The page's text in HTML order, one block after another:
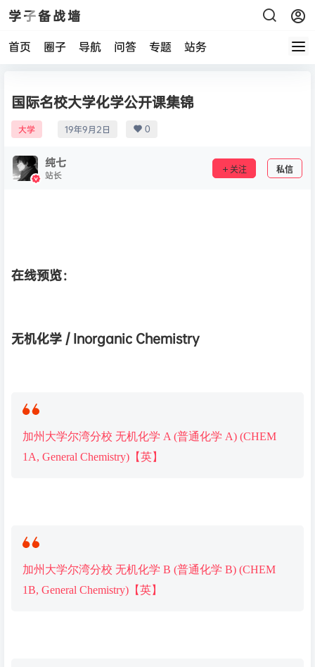
学子备战墙
首页 圈子 导航 问答 专题 站务
国际名校大学化学公开课集锦
大学 19年9月2日 0
纯七
站长 关注 私信
在线预览：
无机化学 / Inorganic Chemistry
加州大学尔湾分校 无机化学 A (普通化学 A) (CHEM
1A, General Chemistry)【英】
加州大学尔湾分校 无机化学 B (普通化学 B) (CHEM
1B, General Chemistry)【英】